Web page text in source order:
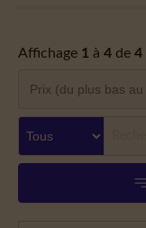
Affichage 1 à 4 de 4